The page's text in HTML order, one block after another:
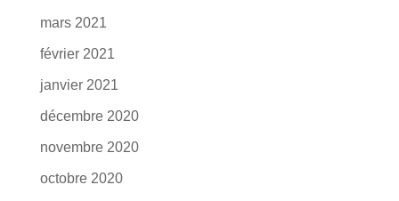
mars 2021
février 2021
janvier 2021
décembre 2020
novembre 2020
octobre 2020